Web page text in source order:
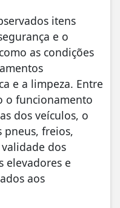
itens
e o
as condições
e a limpeza. Entre
o funcionamento
dos veículos, o
pneus, freios,
dos
elevadores e
aos